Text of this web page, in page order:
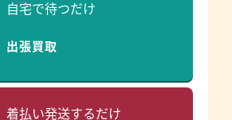
自宅で待つだけ
出張買取
着払い発送するだけ